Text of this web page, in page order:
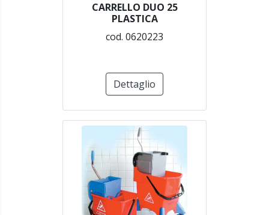
CARRELLO DUO 25
PLASTICA
cod. 0620223
Dettaglio